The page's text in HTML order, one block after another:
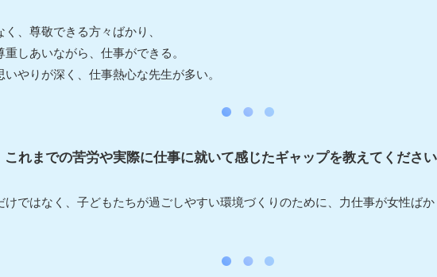
、尊敬できる方々ばかり、
しあいながら、仕事ができる。
やりが深く、仕事熱心な先生が多い。
これまでの苦労や実際に仕事に就いて感じたギャップを教えてくださ
けではなく、子どもたちが過ごしやすい環境づくりのために、力仕事が女性ば